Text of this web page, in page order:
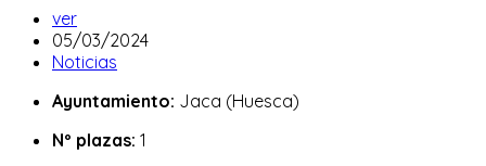
Autor
de
la
ver
Publicación
de
entrada:
05/03/2024
Categoría
la
Noticias
Ayuntamiento: Jaca (Huesca)
Nº plazas: 1